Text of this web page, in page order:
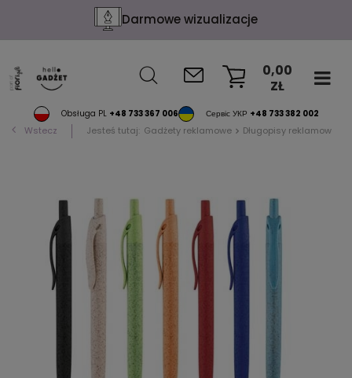
Darmowe wizualizacje
Obsługa PL +48 733 367 006 Сервіс УКР +48 733 382 002
0,00
ZŁ
Wstecz Jesteś tutaj: Gadżety reklamowe Długopisy reklamowe